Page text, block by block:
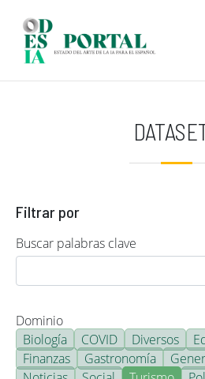
Filtrar por
Buscar palabras clave
Dominio
Biología
COVID Diversos
Finanzas
Gastronomía